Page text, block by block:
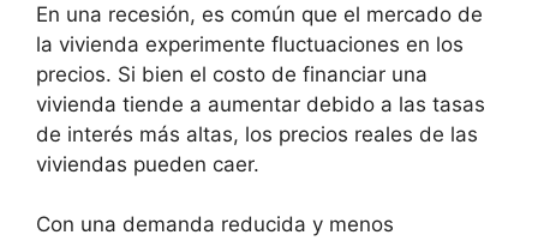
En una recesión, es común que el mercado de
la vivienda experimente fluctuaciones en los
precios. Si bien el costo de financiar una
vivienda tiende a aumentar debido a las tasas
de interés más altas, los precios reales de las
viviendas pueden caer.
Con una demanda reducida y menos